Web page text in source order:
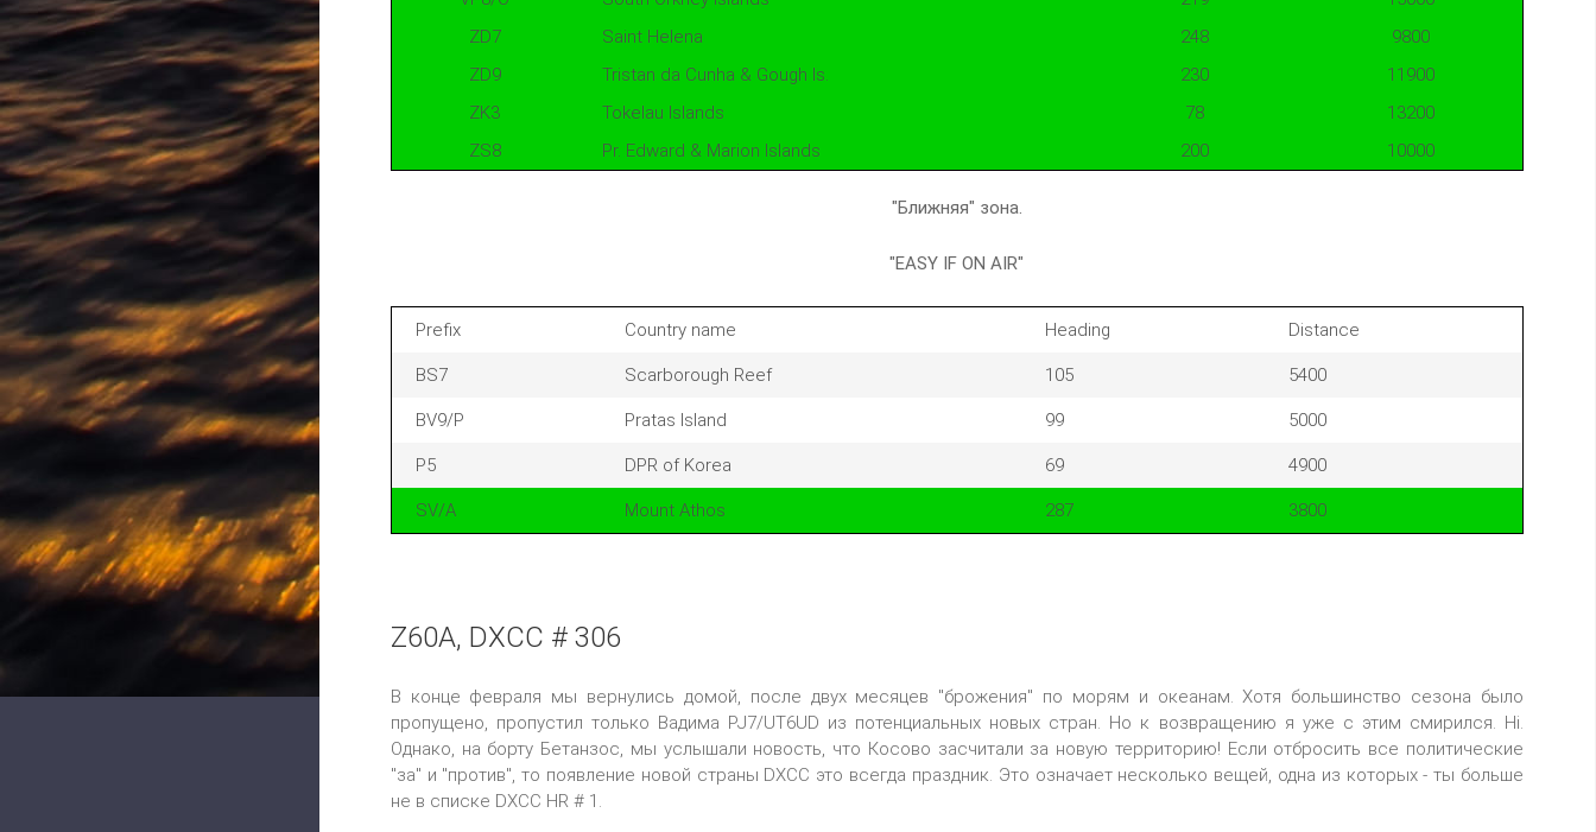
ZD7
Saint Helena 248
9800
ZD9
Tristan da Cunha & Gough Is. 230
11900
ZK3
Tokelau Islands 78
13200
ZS8
Pr. Edward & Marion Islands 200 10000
"Ближняя" зона.
"EASY IF ON AIR"
Prefix Country name Heading Distance
BS7 Scarborough Reef 105 5400
BV9/P Pratas Island 99 5000
P5 DPR of Korea 69 4900
SV/A Mount Athos 287 3800
Z60A, DXCC # 306
В конце февраля мы вернулись домой, после двух месяцев "брожения" по морям и океанам. Хотя большинство сезона было
пропущено, пропустил только Вадима PJ7/UT6UD из потенциальных новых стран. Но к возвращению я уже с этим смирился. Hi.
Однако, на борту Бетанзос, мы услышали новость, что Косово засчитали за новую территорию! Если отбросить все политические
"за" и "против", то появление новой страны DXCC это всегда праздник. Это означает несколько вещей, одна из которых - ты больше
не в списке DXCC HR # 1.